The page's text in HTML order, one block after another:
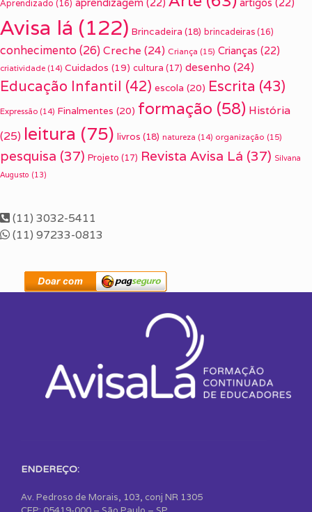
Aprendizado (16) aprendizagem (22) artigos (22)
Avisa lá (122) Brincadeira (18) brincadeiras (16)
conhecimento(26) Creche (24) Criança (15) Crianças (22)
criatividade (14) Cuidados (19) cultura (17) desenho (24)
Educação Infantil (42) escola (20) Escrita (43)
Expressão (14) Finalmentes (20) formação (58) História
(25) leitura (75) livros (18) natureza (14) organização (15)
pesquisa (37) Projeto (17) Revista Avisa Lá (37) Silvana
Augusto (13)
(11) 3032-5411
(11) 97233-0813
ENDEREÇO:
Av. Pedroso de Morais, 103, conj NR 1305